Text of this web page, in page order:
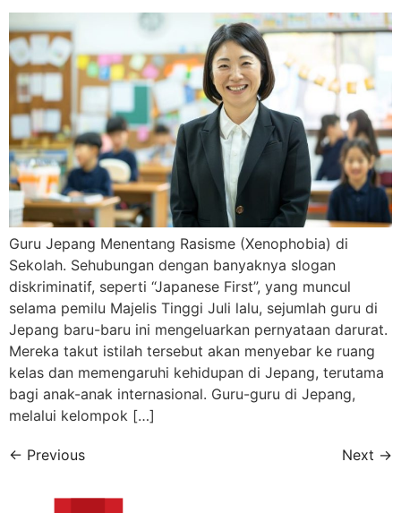
Guru Jepang Menentang Rasisme (Xenophobia) di
Sekolah. Sehubungan dengan banyaknya slogan
diskriminatif, seperti “Japanese First”, yang muncul
selama pemilu Majelis Tinggi Juli lalu, sejumlah guru di
Jepang baru-baru ini mengeluarkan pernyataan darurat.
Mereka takut istilah tersebut akan menyebar ke ruang
kelas dan memengaruhi kehidupan di Jepang, terutama
bagi anak-anak internasional. Guru-guru di Jepang,
melalui kelompok […]
← Previous Next →